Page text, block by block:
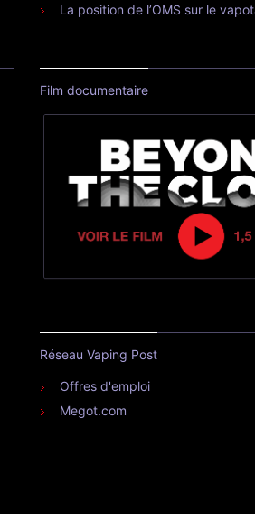
La position de l’OMS sur le
Film documentaire
Réseau Vaping Post
Offres d'emploi
Megot.com